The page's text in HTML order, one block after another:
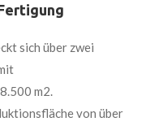
sich über zwei
m2.
von über